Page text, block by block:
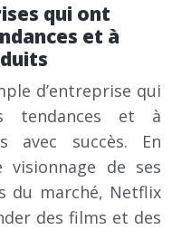
qui ont
et à
d’entreprise qui
tendances et à
avec succès. En
visionnage de ses
du marché, Netflix
des films et des